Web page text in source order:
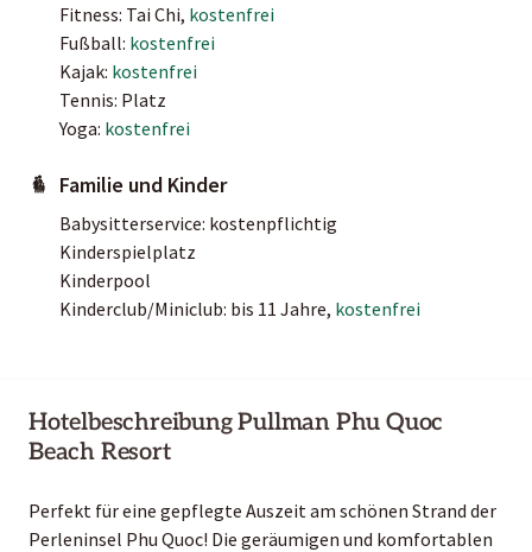
Fitness: Tai Chi, kostenfrei
Fußball: kostenfrei
Kajak: kostenfrei
Tennis: Platz
Yoga: kostenfrei
Familie und Kinder
Babysitterservice: kostenpflichtig
Kinderspielplatz
Kinderpool
Kinderclub/Miniclub: bis 11 Jahre, kostenfrei
Hotelbeschreibung Pullman Phu Quoc
Beach Resort
Perfekt für eine gepflegte Auszeit am schönen Strand der
Perleninsel Phu Quoc! Die geräumigen und komfortablen